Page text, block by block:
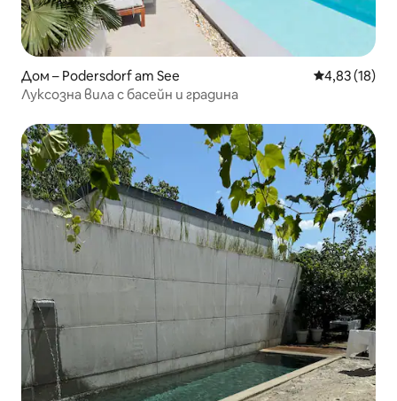
Дом – Podersdorf am See Средна
4,83 (18)
Луксозна вила с басейн и градина